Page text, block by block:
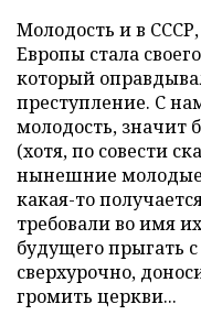
Молодость и в
Европы стала
который
преступление. С
молодость, значит
(хотя, по совести
нынешние молодые
какая-то
требовали во имя
будущего прыгать
сверхурочно,
громить церкви...